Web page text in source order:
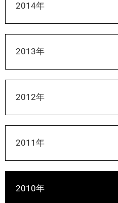
2014年
2013年
2012年
2011年
2010年